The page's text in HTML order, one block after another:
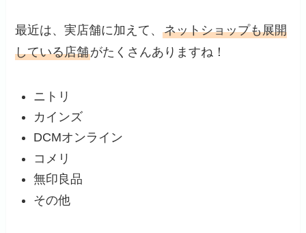
最近は、実店舗に加えて、ネットショップも展開
している店舗がたくさんありますね！
ニトリ
カインズ
DCMオンライン
コメリ
無印良品
その他